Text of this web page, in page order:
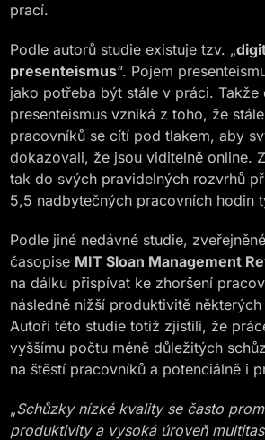
prací.
Podle autorů studie existuje tzv. „
presenteismus“. Pojem
jako potřeba být stále v práci. Takže
presenteismus vzniká z toho, že
pracovníků se cítí pod tlakem, aby
dokazovali, že jsou viditelně online.
tak do svých pravidelných rozvrhů
5,5 nadbytečných pracovních hodin
Podle jiné nedávné studie,
časopise MIT Sloan Management
na dálku přispívat ke zhoršení
následně nižší produktivitě některých
Autoři této studie totiž zjistili, že
vyššímu počtu méně důležitých
na štěstí pracovníků a potenciálně i
„Schůzky nízké kvality se často
produktivity a vysoká úroveň